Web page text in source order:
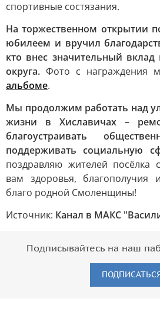
спортивные состязания.
На торжественном открытии
юбилеем и вручил
кто внес значительный вклад
округа. Фото с награждения
альбоме.
Мы продолжим работать над
жизни в Хиславичах –
благоустраивать
поддерживать социальную
поздравляю жителей посёлка
вам здоровья, благополучия
благо родной Смоленщины!
Источник: Канал в МАКС
Подписывайтесь на наш